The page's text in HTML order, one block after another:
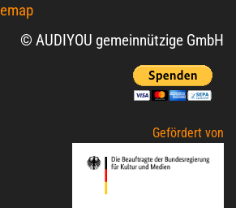
© AUDIYOU gemeinnützige GmbH
Gefördert von